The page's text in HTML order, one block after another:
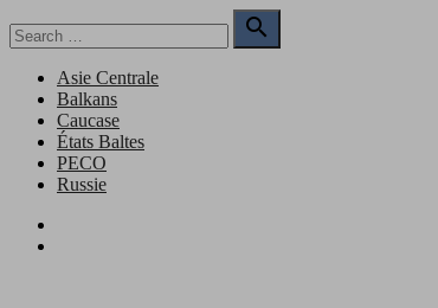
to
for:

Search
Asie Centrale
Balkans
Caucase
États Baltes
PECO
Russie